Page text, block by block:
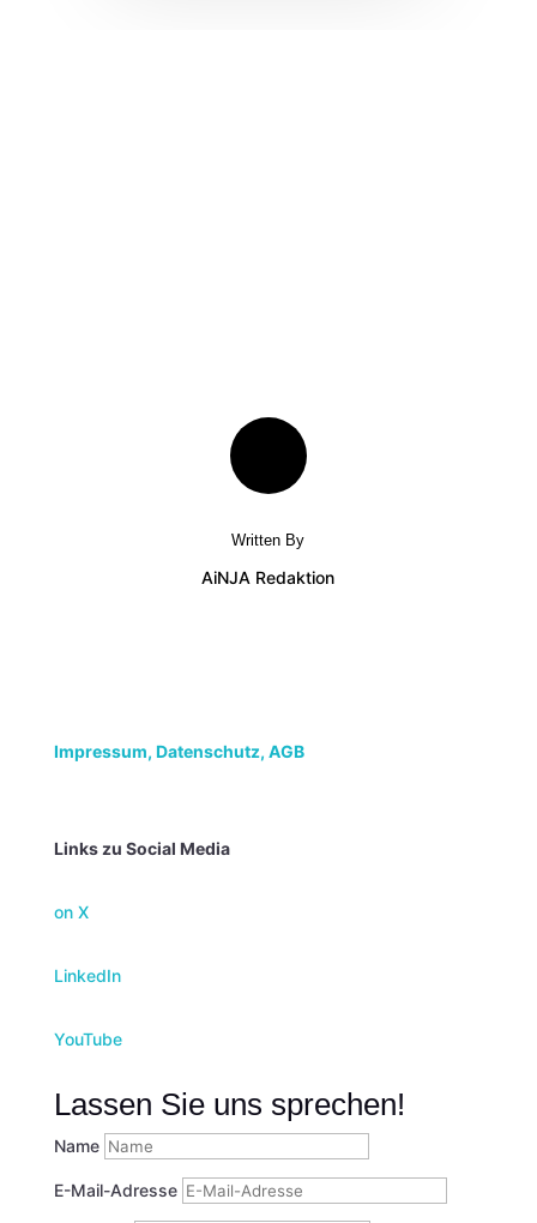
Written By
AiNJA Redaktion
Impressum, Datenschutz, AGB
Links zu Social Media
on X
LinkedIn
YouTube
Lassen Sie uns sprechen!
Name
E-Mail-Adresse